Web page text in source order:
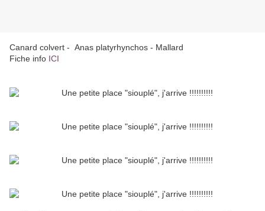
Canard colvert - Anas platyrhynchos - Mallard
Fiche info ICI